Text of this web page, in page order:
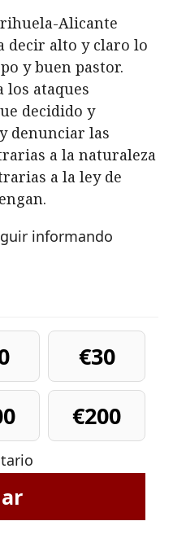
Alicante
decir alto y claro lo
y buen pastor.
los ataques
decidido y
denunciar las
a la naturaleza
a la ley de
informando
€30
€200